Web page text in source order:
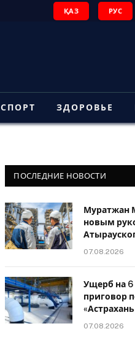
ҚАЗ РУС
СПОРТ ЗДОРОВЬЕ
ПОСЛЕДНИЕ НОВОСТИ
Муратжан
новым
07.08.2026
Ущерб на 6
приговор
07.08.2026